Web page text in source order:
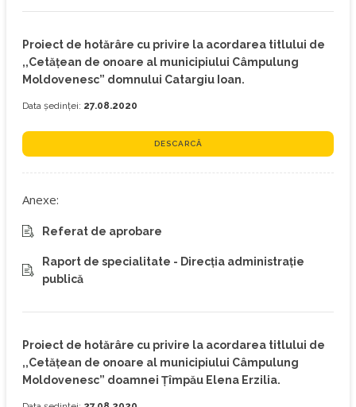
Proiect de hotărâre cu privire la acordarea titlului de
,,Cetățean de onoare al municipiului Câmpulung
Moldovenesc” domnului Catargiu Ioan.
Data ședinței: 27.08.2020
DESCARCĂ
Anexe:
Referat de aprobare
Raport de specialitate - Direcția administrație
publică
Proiect de hotărâre cu privire la acordarea titlului de
,,Cetățean de onoare al municipiului Câmpulung
Moldovenesc” doamnei Țîmpău Elena Erzilia.